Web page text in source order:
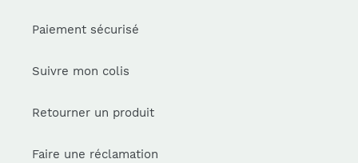
Paiement sécurisé
Suivre mon colis
Retourner un produit
Faire une réclamation